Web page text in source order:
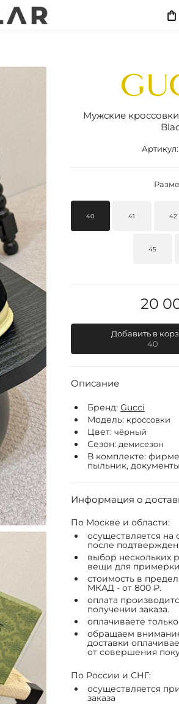
Мужские
Артикул:
40 41 42
45
20
Добавить в
40
Описание
Бренд: Gucci
Модель: кроссовки
Цвет: чёрный
Сезон: демисезон
В комплекте:
пыльник, документы
Информация о
По Москве и области:
осуществляется
после
выбор нескольких
вещи для
стоимость в
МКАД - от 800 ₽.
оплата
получении заказа.
оплачиваете
обращаем
доставки
от совершения
По России и СНГ:
осуществляется
заказа